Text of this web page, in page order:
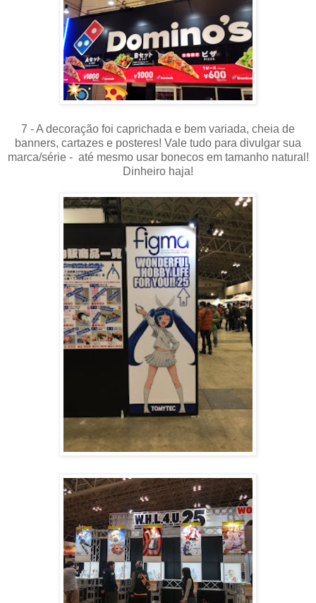
7 - A decoração foi caprichada e bem variada, cheia de
banners, cartazes e posteres! Vale tudo para divulgar sua
marca/série - até mesmo usar bonecos em tamanho natural!
Dinheiro haja!